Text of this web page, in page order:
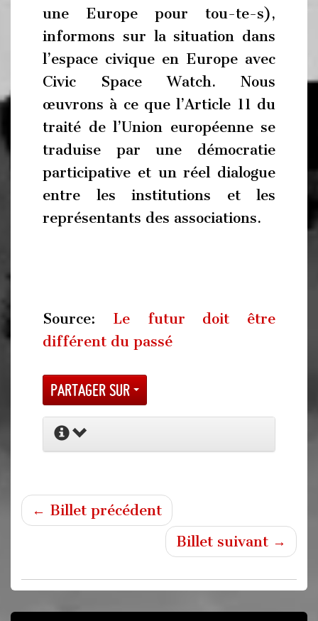
une Europe pour tou-te-s),
informons sur la situation dans
l’espace civique en Europe avec
Civic Space Watch. Nous
œuvrons à ce que l’Article 11 du
traité de l’Union européenne se
traduise par une démocratie
participative et un réel dialogue
entre les institutions et les
représentants des associations.
Source: Le futur doit être
différent du passé
Partager sur
← Billet précédent
Billet suivant →